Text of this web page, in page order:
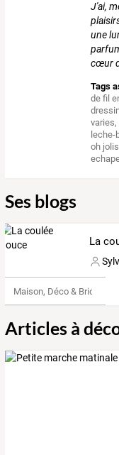
J'ai,
une
cœur
Tags
de fil
varies,
leche-
oh
Ses blogs
La
Maison, Déco & Bricolage
Articles à